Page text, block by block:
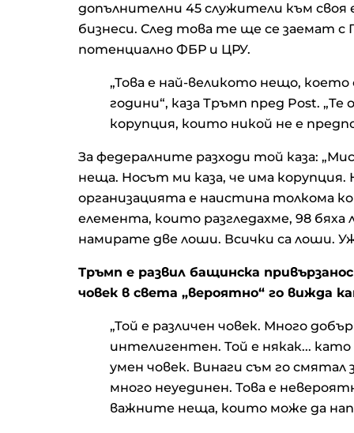
допълнителни 45 служители към
бизнеси. След това те ще се заемат с
потенциално ФБР и ЦРУ.
„Това е най-великото нещо,
години“, каза Тръмп пред Post.
корупция, които никой не е
За федералните разходи той каза:
неща. Носът ми каза, че има
организацията е наистина толкома
елемента, които разгледахме, 98
намирате две лоши. Всички са лоши.
Тръмп е развил бащинска
човек в света „вероятно“ го вижда
„Той е различен човек. Много
интелигентен. Той е някак...
умен човек. Винаги съм го
много неуединен. Това е
важните неща, които може да